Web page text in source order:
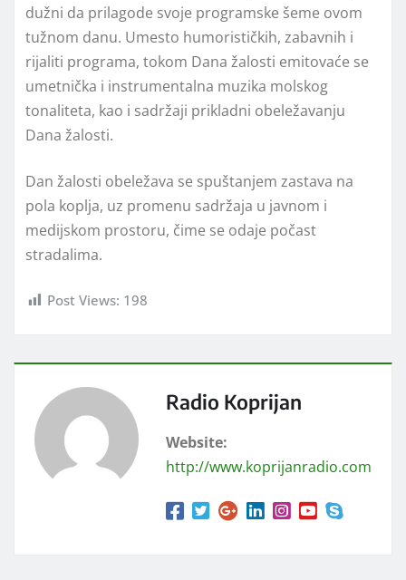
dužni da prilagode svoje programske šeme ovom
tužnom danu. Umesto humorističkih, zabavnih i
rijaliti programa, tokom Dana žalosti emitovaće se
umetnička i instrumentalna muzika molskog
tonaliteta, kao i sadržaji prikladni obeležavanju
Dana žalosti.
Dan žalosti obeležava se spuštanjem zastava na
pola koplja, uz promenu sadržaja u javnom i
medijskom prostoru, čime se odaje počast
stradalima.
Post Views: 198
Radio Koprijan
Website:
http://www.koprijanradio.com